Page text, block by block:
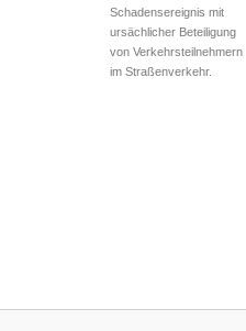
Schadensereignis mit
ursächlicher Beteiligung
von Verkehrsteilnehmern
im Straßenverkehr.